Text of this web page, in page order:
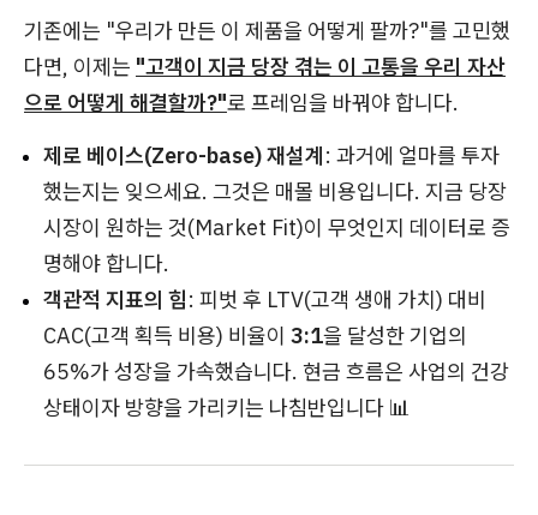
기존에는 "우리가 만든 이 제품을 어떻게 팔까?"를 고민했
다면, 이제는 "고객이 지금 당장 겪는 이 고통을 우리 자산
으로 어떻게 해결할까?"로 프레임을 바꿔야 합니다.
제로 베이스(Zero-base) 재설계: 과거에 얼마를 투자
했는지는 잊으세요. 그것은 매몰 비용입니다. 지금 당장
시장이 원하는 것(Market Fit)이 무엇인지 데이터로 증
명해야 합니다.
객관적 지표의 힘: 피벗 후 LTV(고객 생애 가치) 대비
CAC(고객 획득 비용) 비율이 3:1을 달성한 기업의
65%가 성장을 가속했습니다. 현금 흐름은 사업의 건강
상태이자 방향을 가리키는 나침반입니다 📊